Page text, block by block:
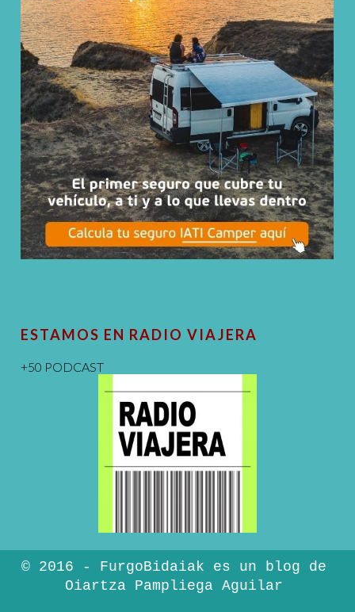
ESTAMOS EN RADIO VIAJERA
+50 PODCAST
© 2016 - FurgoBidaiak es un blog de
Oiartza Pampliega Aguilar